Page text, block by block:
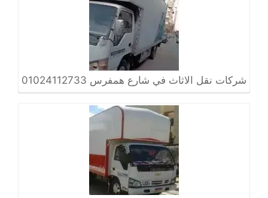
شركات نقل الاثاث في شارع همفرس 01024112733